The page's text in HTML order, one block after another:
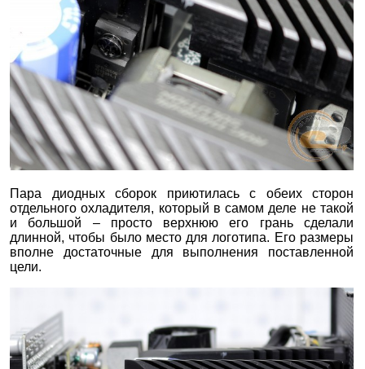
Пара диодных сборок приютилась с обеих сторон
отдельного охладителя, который в самом деле не такой
и большой – просто верхнюю его грань сделали
длинной, чтобы было место для логотипа. Его размеры
вполне достаточные для выполнения поставленной
цели.